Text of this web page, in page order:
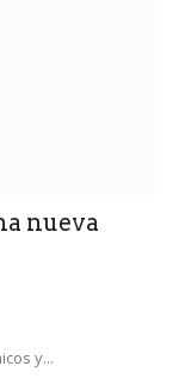
nueva
y...